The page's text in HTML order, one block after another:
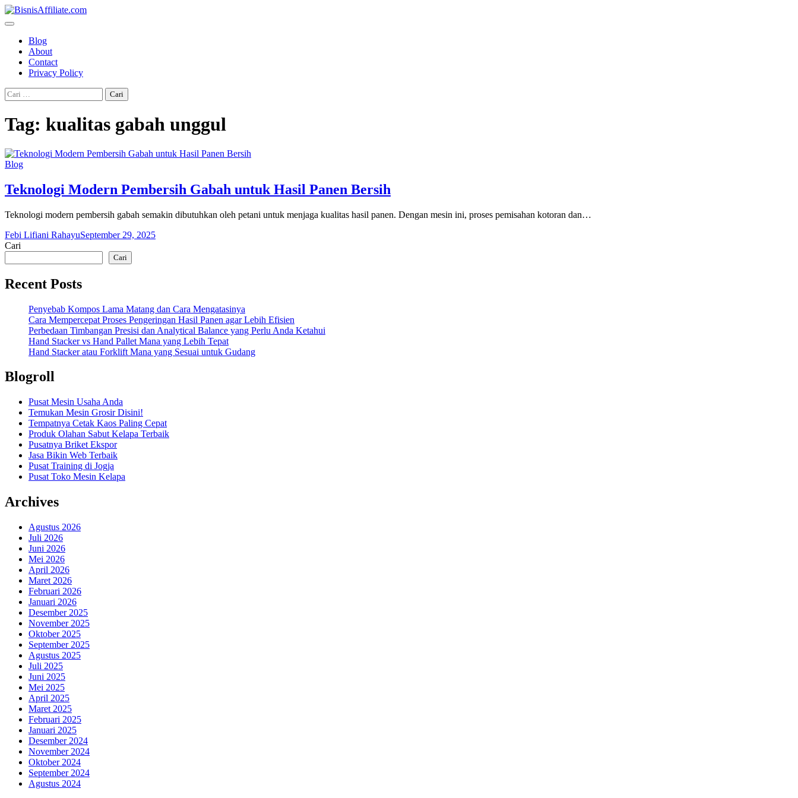
Skip
to
Blog
About
Contact
Privacy Policy
Cari
untuk:
Tag: kualitas gabah unggul
Blog
Teknologi Modern Pembersih Gabah untuk Hasil Panen Bersih
Teknologi modern pembersih gabah semakin dibutuhkan oleh petani untuk menjaga kualitas hasil panen. Dengan mesin ini, proses pemisahan kotoran dan…
Febi Lifiani RahayuSeptember 29, 2025
Cari
Cari
Recent Posts
Penyebab Kompos Lama Matang dan Cara Mengatasinya
Cara Mempercepat Proses Pengeringan Hasil Panen agar Lebih Efisien
Perbedaan Timbangan Presisi dan Analytical Balance yang Perlu Anda Ketahui
Hand Stacker vs Hand Pallet Mana yang Lebih Tepat
Hand Stacker atau Forklift Mana yang Sesuai untuk Gudang
Blogroll
Pusat Mesin Usaha Anda
Temukan Mesin Grosir Disini!
Tempatnya Cetak Kaos Paling Cepat
Produk Olahan Sabut Kelapa Terbaik
Pusatnya Briket Ekspor
Jasa Bikin Web Terbaik
Pusat Training di Jogja
Pusat Toko Mesin Kelapa
Archives
Agustus 2026
Juli 2026
Juni 2026
Mei 2026
April 2026
Maret 2026
Februari 2026
Januari 2026
Desember 2025
November 2025
Oktober 2025
September 2025
Agustus 2025
Juli 2025
Juni 2025
Mei 2025
April 2025
Maret 2025
Februari 2025
Januari 2025
Desember 2024
November 2024
Oktober 2024
September 2024
Agustus 2024